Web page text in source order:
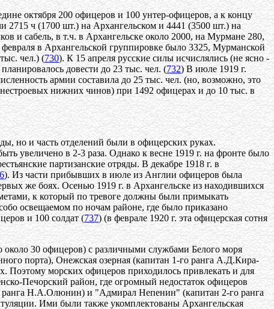
октября 200 офицеров и 100 унтер-офицеров, а к концу
2715 ч (1700 шт.) на Архангельском и 4441 (3500 шт.) на
и сабель, в т.ч. в Архангельске около 2000, на Мурмане 280,
в Архангельской группировке было 3325, Мурманской
чел.) (730). К 15 апреля русские силы исчислялись (не ясно -
довести до 23 тыс. чел. (732) В июле 1919 г.
армии составила до 25 тыс. чел. (но, возможно, это
нижних чинов) при 1492 офицерах и до 10 тыс. в
но и часть отделений были в офицерских руках.
увеличено в 2-3 раза. Однако к весне 1919 г. на фронте было
партизанские отряды. В декабре 1918 г. в
). Из части прибывших в июле из Англии офицеров была
же боях. Осенью 1919 г. в Архангельске из находившихся
к который по тревоге должны были примыкать
освещаемом по ночам районе, где было приказано
и 100 солдат (737) (в феврале 1920 г. эта офицерская сотня
около 30 офицеров) с различными службами Белого моря
порта), Онежская озерная (капитан 1-го ранга А.Д.Кира-
Поэтому морских офицеров приходилось привлекать и для
Печорский район, где огромный недостаток офицеров
Н.А.Олюнин) и "Адмирал Непенин" (капитан 2-го ранга
Ими были также укомплектованы Архангельская